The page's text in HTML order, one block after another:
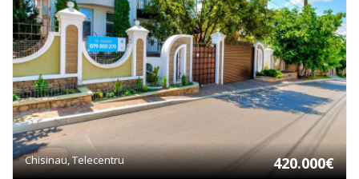
Chisinau, Telecentru 420.000€